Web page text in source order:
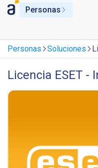
Personas
Personas Soluciones
Licencia ESET -